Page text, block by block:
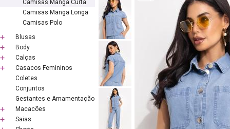
Camisas Manga Curta
Camisas Manga Longa
Camisas Polo
Blusas
Body
Calças
Casacos Femininos
Coletes
Conjuntos
Gestantes e Amamentação
Macacões
Saias